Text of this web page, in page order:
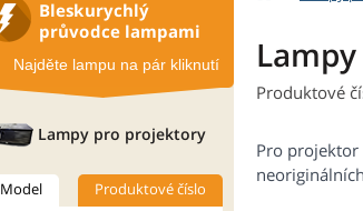
Produktové
Pro projektor
Bleskurychlý
průvodce lampami
Najděte lampu na pár kliknutí
Lampy pro projektory
Model Produktové číslo